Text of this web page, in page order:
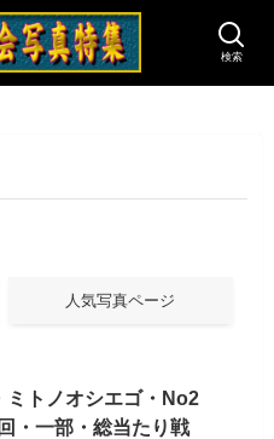
検索
人気写真ページ
ミトノオシエゴ・No2
・一部・総当たり戦